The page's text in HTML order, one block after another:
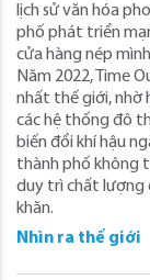
lịch sử văn hóa
phố phát triển
cửa hàng nép
Năm 2022, Time
nhất thế giới, nhờ
các hệ thống đô
biến đổi khí hậu
thành phố không
duy trì chất lượng
khăn.
Nhìn ra thế giới